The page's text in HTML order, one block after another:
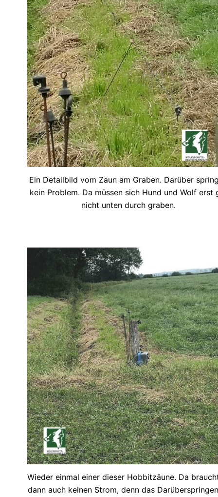
Ein Detailbild vom Zaun am Graben. Darüber
kein Problem. Da müssen sich Hund und Wolf erst
nicht unten durch graben.
Wieder einmal einer dieser Hobbitzäune. Da
dann auch keinen Strom, denn das